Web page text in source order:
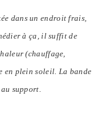
dans un endroit frais,
à ça, il suffit de
(chauffage,
en plein soleil. La bande
support.